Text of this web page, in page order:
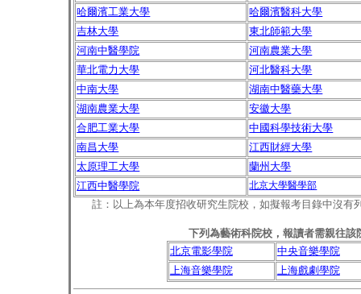
哈爾濱工業大學
哈爾濱醫科大學
吉林大學
東北師範大學
河南中醫學院
河南農業大學
華北電力大學
河北醫科大學
中南大學
湖南中醫藥大學
湖南農業大學
安徽大學
合肥工業大學
中國科學技術大學
南昌大學
江西財經大學
太原理工大學
蘭州大學
江西中醫學院
北京大學醫學部
註：以上為本年度招收研究生院校，如擬報考目錄中沒有
下列為藝術科院校，報讀者需親往該
北京電影學院
中央音樂學院
上海音樂學院
上海戲劇學院